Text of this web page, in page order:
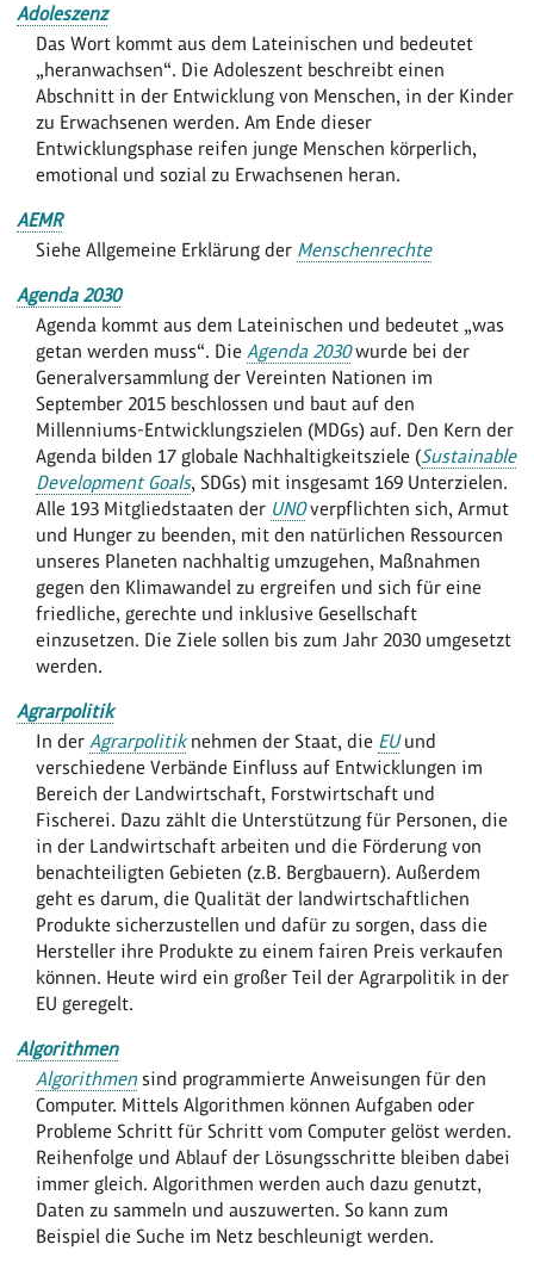
Adoleszenz
Das Wort kommt aus dem Lateinischen und bedeutet
„heranwachsen“. Die Adoleszent beschreibt einen
Abschnitt in der Entwicklung von Menschen, in der Kinder
zu Erwachsenen werden. Am Ende dieser
Entwicklungsphase reifen junge Menschen körperlich,
emotional und sozial zu Erwachsenen heran.
AEMR
Siehe Allgemeine Erklärung der Menschenrechte
Agenda 2030
Agenda kommt aus dem Lateinischen und bedeutet „was
getan werden muss“. Die Agenda 2030wurde bei der
Generalversammlung der Vereinten Nationen im
September 2015 beschlossen und baut auf den
Millenniums-Entwicklungszielen (MDGs) auf. Den Kern der
Agenda bilden 17 globale Nachhaltigkeitsziele (Sustainable
Development Goals, SDGs) mit insgesamt 169 Unterzielen.
Alle 193 Mitgliedstaaten der UNOverpflichten sich, Armut
und Hunger zu beenden, mit den natürlichen Ressourcen
unseres Planeten nachhaltig umzugehen, Maßnahmen
gegen den Klimawandel zu ergreifen und sich für eine
friedliche, gerechte und inklusive Gesellschaft
einzusetzen. Die Ziele sollen bis zum Jahr 2030 umgesetzt
werden.
Agrarpolitik
In der Agrarpolitiknehmen der Staat, die EUund
verschiedene Verbände Einfluss auf Entwicklungen im
Bereich der Landwirtschaft, Forstwirtschaft und
Fischerei. Dazu zählt die Unterstützung für Personen, die
in der Landwirtschaft arbeiten und die Förderung von
benachteiligten Gebieten (z.B. Bergbauern). Außerdem
geht es darum, die Qualität der landwirtschaftlichen
Produkte sicherzustellen und dafür zu sorgen, dass die
Hersteller ihre Produkte zu einem fairen Preis verkaufen
können. Heute wird ein großer Teil der Agrarpolitik in der
EU geregelt.
Algorithmen
Algorithmen sind programmierte Anweisungen für den
Computer. Mittels Algorithmen können Aufgaben oder
Probleme Schritt für Schritt vom Computer gelöst werden.
Reihenfolge und Ablauf der Lösungsschritte bleiben dabei
immer gleich. Algorithmen werden auch dazu genutzt,
Daten zu sammeln und auszuwerten. So kann zum
Beispiel die Suche im Netz beschleunigt werden.